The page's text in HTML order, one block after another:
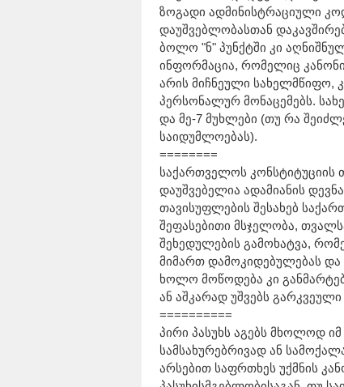
ზოგადი ადმინისტრაციული
დაუშვებლობასთან
ბოლო "ნ" პუნქტში კი
ინფორმაცია, რომელიც
არის მიჩნეული სახელმწიფო,
პერსონალურ მონაცემებს.
და მე-7 მუხლები (თუ რა
საიდუმლოებას).
========
საქართველოს კონსტიტუციის
დაუშვებელია ადამიანის
თავისუფლების შესახებ
შეფასებითი მსჯელობა,
შეხედულების გამოხატვა,
მიმართ დამოკიდებულებას
ხოლო მოწოდება კი
ან აშკარად უშვებს გარკვეული
==========
პირი პასუხს აგებს მხოლოდ
სამსახურებრივად ან
არსებით საფრთხეს უქმნის